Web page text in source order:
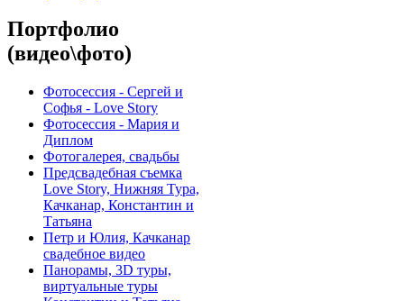
Портфолио
(видео\фото)
Фотосессия - Сергей и
Софья - Love Story
Фотосессия - Мария и
Диплом
Фотогалерея, свадьбы
Предсвадебная съемка
Love Story, Нижняя Тура,
Качканар, Константин и
Татьяна
Петр и Юлия, Качканар
свадебное видео
Панорамы, 3D туры,
виртуальные туры